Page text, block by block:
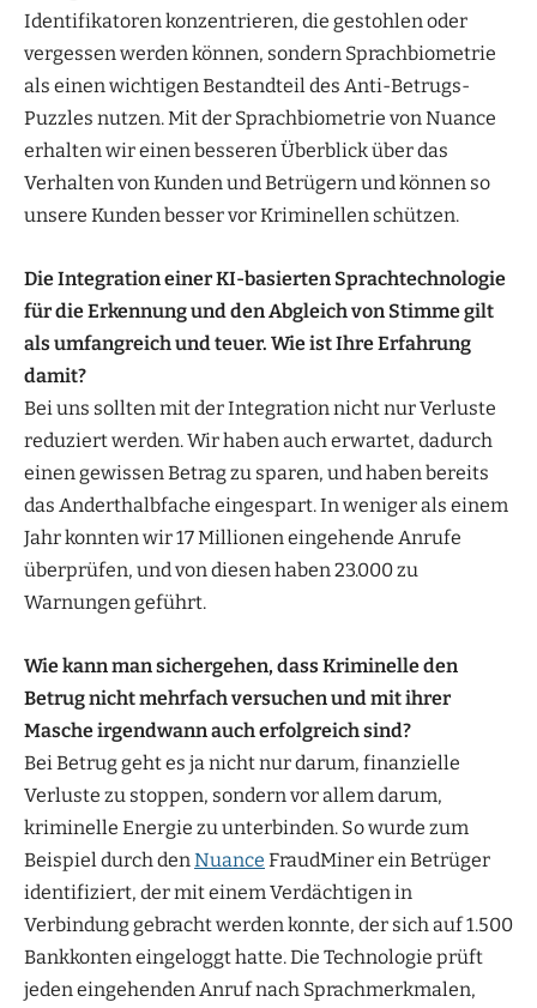
Identifikatoren konzentrieren, die gestohlen oder
vergessen werden können, sondern Sprachbiometrie
als einen wichtigen Bestandteil des Anti-Betrugs-
Puzzles nutzen. Mit der Sprachbiometrie von Nuance
erhalten wir einen besseren Überblick über das
Verhalten von Kunden und Betrügern und können so
unsere Kunden besser vor Kriminellen schützen.
Die Integration einer KI-basierten Sprachtechnologie
für die Erkennung und den Abgleich von Stimme gilt
als umfangreich und teuer. Wie ist Ihre Erfahrung
damit?
Bei uns sollten mit der Integration nicht nur Verluste
reduziert werden. Wir haben auch erwartet, dadurch
einen gewissen Betrag zu sparen, und haben bereits
das Anderthalbfache eingespart. In weniger als einem
Jahr konnten wir 17 Millionen eingehende Anrufe
überprüfen, und von diesen haben 23.000 zu
Warnungen geführt.
Wie kann man sichergehen, dass Kriminelle den
Betrug nicht mehrfach versuchen und mit ihrer
Masche irgendwann auch erfolgreich sind?
Bei Betrug geht es ja nicht nur darum, finanzielle
Verluste zu stoppen, sondern vor allem darum,
kriminelle Energie zu unterbinden. So wurde zum
Beispiel durch den Nuance FraudMiner ein Betrüger
identifiziert, der mit einem Verdächtigen in
Verbindung gebracht werden konnte, der sich auf 1.500
Bankkonten eingeloggt hatte. Die Technologie prüft
jeden eingehenden Anruf nach Sprachmerkmalen,